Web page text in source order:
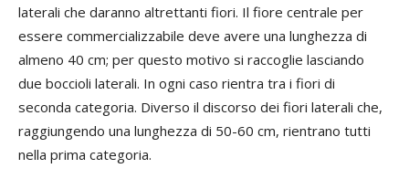
laterali che daranno altrettanti fiori. Il fiore centrale per
essere commercializzabile deve avere una lunghezza di
almeno 40 cm; per questo motivo si raccoglie lasciando
due boccioli laterali. In ogni caso rientra tra i fiori di
seconda categoria. Diverso il discorso dei fiori laterali che,
raggiungendo una lunghezza di 50-60 cm, rientrano tutti
nella prima categoria.